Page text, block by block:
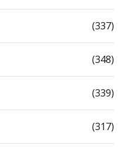
(337)
(348)
(339)
(317)